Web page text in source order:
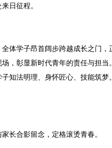
日征程。
体学子昂首阔步跨越成长之门
，彰显新时代青年的责任与担
知法明理、身怀匠心、技能筑梦。
长合影留念，定格滚烫青春。